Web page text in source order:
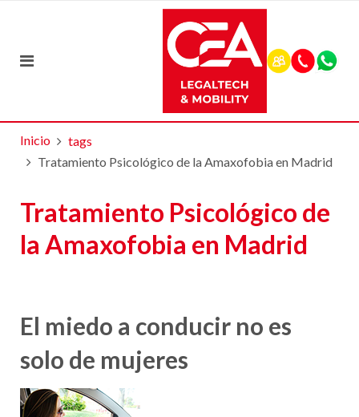
Inicio
tags
Tratamiento Psicológico de la Amaxofobia en Madrid
Tratamiento Psicológico de
la Amaxofobia en Madrid
El miedo a conducir no es
solo de mujeres